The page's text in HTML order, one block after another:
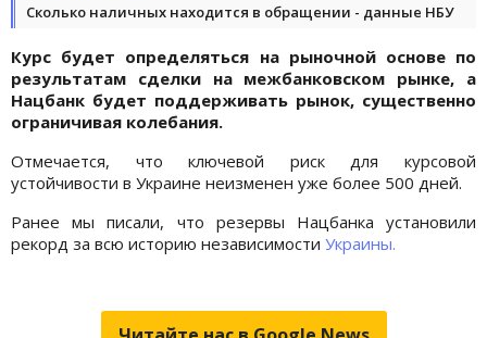
Сколько наличных находится в обращении - данные НБУ
Курс будет определяться на рыночной основе по
результатам сделки на межбанковском рынке, а
Нацбанк будет поддерживать рынок, существенно
ограничивая колебания.
Отмечается, что ключевой риск для курсовой
устойчивости в Украине неизменен уже более 500 дней.
Ранее мы писали, что резервы Нацбанка установили
рекорд за всю историю независимости Украины.